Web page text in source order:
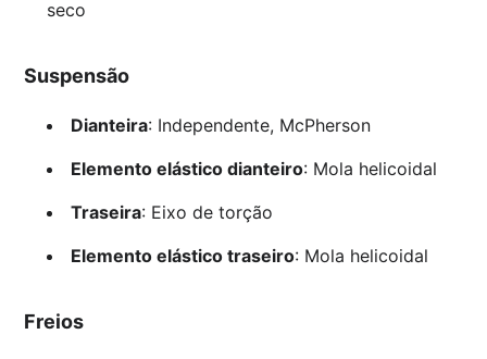
seco
Suspensão
Dianteira: Independente, McPherson
Elemento elástico dianteiro: Mola helicoidal
Traseira: Eixo de torção
Elemento elástico traseiro: Mola helicoidal
Freios